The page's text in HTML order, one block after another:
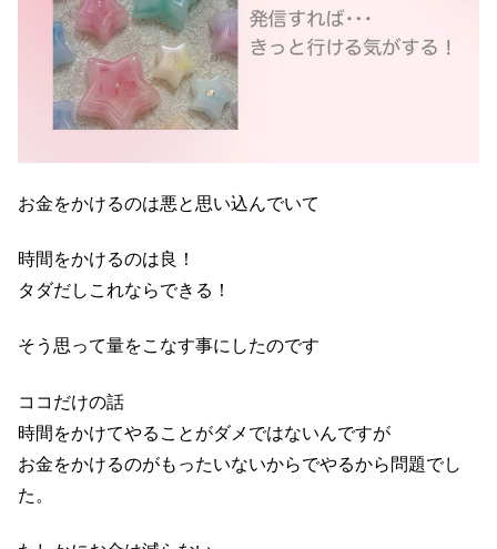
お金をかけるのは悪と思い込んでいて
時間をかけるのは良！
タダだしこれならできる！
そう思って量をこなす事にしたのです
ココだけの話
時間をかけてやることがダメではないんですが
お金をかけるのがもったいないからでやるから問題でし
た。